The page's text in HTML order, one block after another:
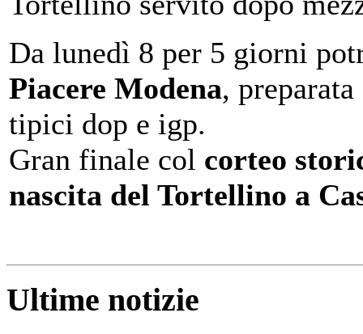
Da lunedì 8 per 5 giorni
Piacere Modena,
tipici dop e igp.
Gran finale col corteo
nascita del Tortellino a
Ultime notizie